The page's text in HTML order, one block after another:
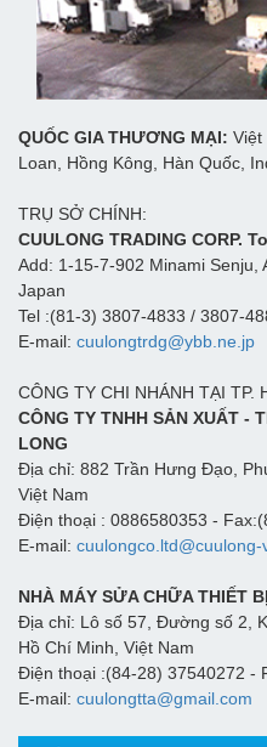
QUỐC GIA THƯƠNG MẠI: Việt
Loan, Hồng Kông, Hàn Quốc,
TRỤ SỞ CHÍNH:
CUULONG TRADING CORP.
Add: 1-15-7-902 Minami Senju,
Japan
Tel :(81-3) 3807-4833 / 3807-
E-mail: cuulongtrdg@ybb.ne.jp
CÔNG TY CHI NHÁNH TẠI TP.
CÔNG TY TNHH SẢN XUẤT -
LONG
Địa chỉ: 882 Trần Hưng Đạo,
Việt Nam
Điện thoại : 0886580353 -
E-mail: cuulongco.ltd@cuulong-
NHÀ MÁY SỬA CHỮA THIẾT
Địa chỉ: Lô số 57, Đường số 2,
Hồ Chí Minh, Việt Nam
Điện thoại :(84-28) 37540272 -
E-mail: cuulongtta@gmail.com